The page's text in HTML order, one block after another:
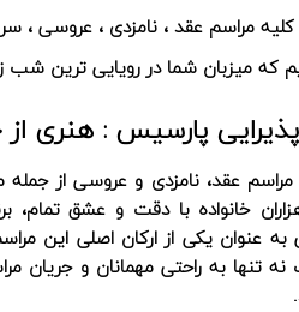
کلیه مراسم عقد ، نامزدی ، عروسی ،
که میزبان شما در رویایی ترین شب
پذیرایی پارسیس : هنری از
مراسم عقد، نامزدی و عروسی از
خانواده با دقت و عشق تمام،
به عنوان یکی از ارکان اصلی این
تنها به راحتی مهمانان و جریان